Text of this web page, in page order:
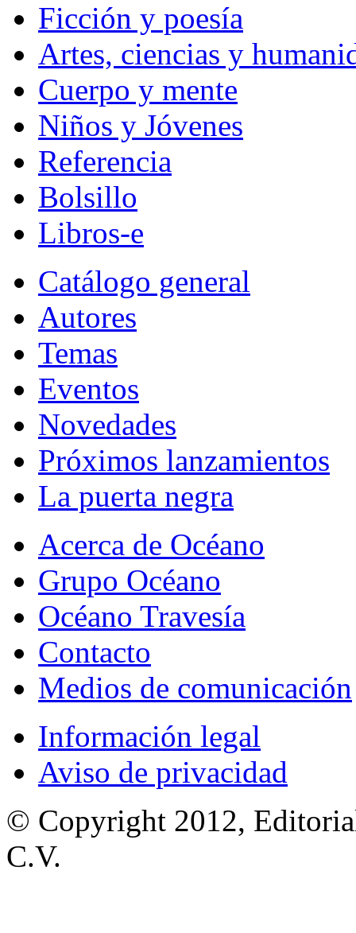
Ficción y poesía
Artes, ciencias y
Cuerpo y mente
Niños y Jóvenes
Referencia
Bolsillo
Libros-e
Catálogo general
Autores
Temas
Eventos
Novedades
Próximos lanzamientos
La puerta negra
Acerca de Océano
Grupo Océano
Océano Travesía
Contacto
Medios de comunicación
Información legal
Aviso de privacidad
© Copyright 2012,
C.V.